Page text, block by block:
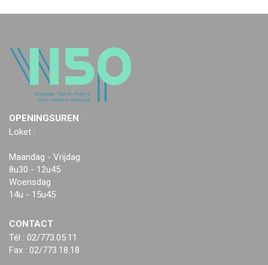
OPENINGSUREN
Loket :
Maandag - Vrijdag
8u30 - 12u45
Woensdag
14u - 15u45
CONTACT
Tél : 02/773.05.11
Fax : 02/773.18.18